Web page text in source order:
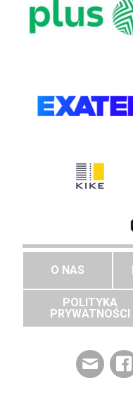
O NAS
POLITYKA
PRYWATNOŚCI